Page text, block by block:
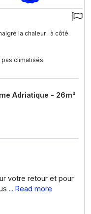
la chaleur . à côté
climatisés
Adriatique - 26m²
votre retour et pour
... Read more